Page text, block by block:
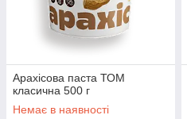
Арахісова паста ТОМ
класична 500 г
Немає в наявності